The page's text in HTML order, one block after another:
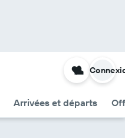
Arrivées et départs